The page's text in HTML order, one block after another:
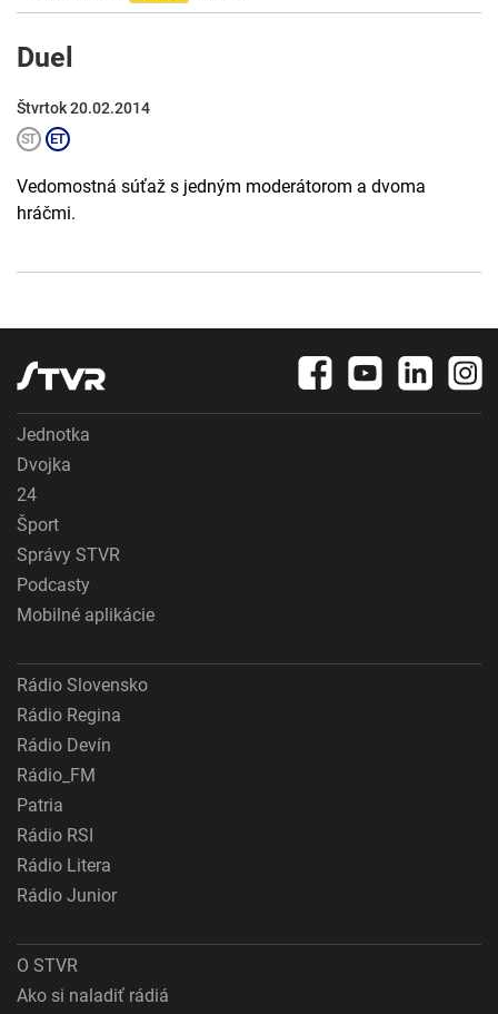
Duel
Štvrtok 20.02.2014
Vedomostná súťaž s jedným moderátorom a dvoma
hráčmi.
Jednotka
Dvojka
24
Šport
Správy STVR
Podcasty
Mobilné aplikácie
Rádio Slovensko
Rádio Regina
Rádio Devín
Rádio_FM
Patria
Rádio RSI
Rádio Litera
Rádio Junior
O STVR
Ako si naladiť rádiá